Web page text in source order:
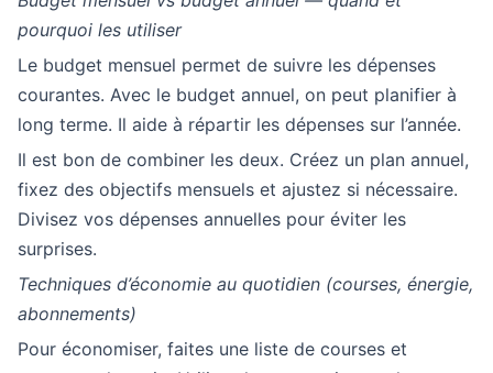
pourquoi les utiliser
Le budget mensuel permet de suivre les dépenses
courantes. Avec le budget annuel, on peut planifier à
long terme. Il aide à répartir les dépenses sur l’année.
Il est bon de combiner les deux. Créez un plan annuel,
fixez des objectifs mensuels et ajustez si nécessaire.
Divisez vos dépenses annuelles pour éviter les
surprises.
Techniques d’économie au quotidien (courses, énergie,
abonnements)
Pour économiser, faites une liste de courses et